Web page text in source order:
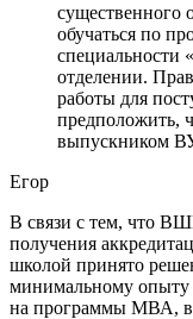
существенного
обучаться по
специальности
отделении.
работы для
предположить,
выпускником
Егор
В связи с тем, что
получения
школой принято
минимальному опыту
на программы МВА, в